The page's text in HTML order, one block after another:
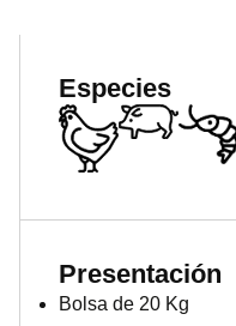
Especies
Presentación
Bolsa de 20 Kg